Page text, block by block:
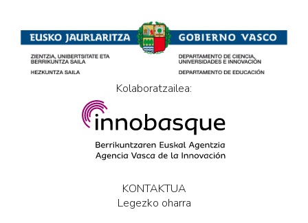
Kolaboratzailea:
KONTAKTUA
Legezko oharra